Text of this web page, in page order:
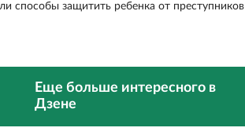
способы защитить ребенка от преступников
Еще больше интересного в
Дзене